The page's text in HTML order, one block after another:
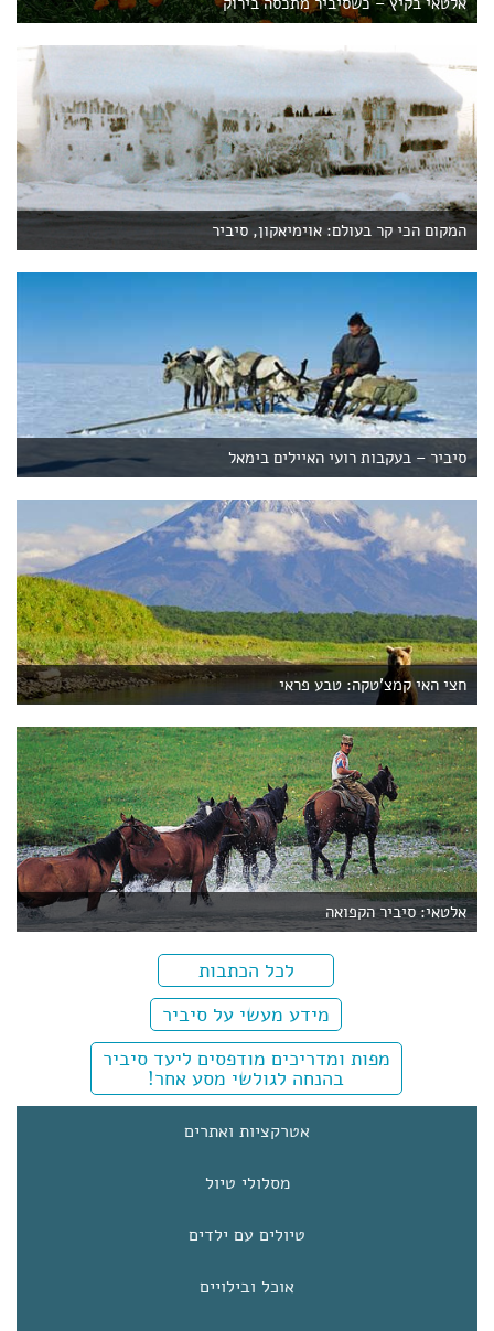
הוקמה ב-1651 כמוצב קוזאקי שנועד לשלוט על אנשי
הבוריאט, ילידי המקום. במהלך המאה ה-18, אירקוצק
היוותה בסיס יציאה למשלחות שיצאו לחקור את הצפון הרחוק
ואת המזרח, כולל אלסקה שהיתה ידועה אז כ"מחוז
האמריקאי של אירקוצק".
כמרכז המסחרי והמנהלתי של מזרח סיביר, מאירקוצק
נשלחו פרוות סיביריות ושנהב למונגוליה, טיבט וסין בתמורה
למשי ותה.
באירקוצק כדאי לבקר בגלריה לאמנות, במוזיאון להיסטוריה
מדרום לימת ביקל נמצאת העיר אולן אודה, השוכנת בקרבת
הגבול עם מונגוליה. באיזור חיים בודהיסטים רבים, ובאולם
התערוכות של העיר יש תצוגה המוקדשת
לבודהה. דרומית-מזרחית משם, בקצה הדרום-המזרחי של
רוסיה, נמצאת העיר ולדיווסטוק שעל חוף ים יפאן. בעיר
עצמה אין אטרקציות מיוחדות, אבל בסמוך לה נמצאת
שמורת אוסוריסק, שבה חיים נמרים, ברדלסים, ביזונים,
חזירי בר וד ובים.
חצי האי קמצ'טקה
המקום הכי קר בעולם: אוימיאקון, סיביר
סיביר – בעקבות רועי האיילים בימאל
חצי האי קמצ'טקה: טבע פראי
אלטאי: סיביר הקפואה
לכל הכתבות
מידע מעשי על סיביר
מפות ומדריכים מודפסים ליעד סיביר
בהנחה לגולשי מסע אחר!
אטרקציות ואתרים
מסלולי טיול
טיולים עם ילדים
אוכל ובילויים